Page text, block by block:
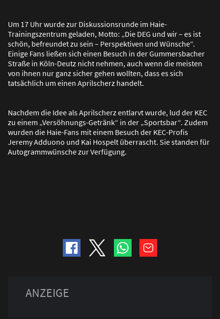
Um 17 Uhr wurde zur Diskussionsrunde im Haie-
Trainingszentrum geladen, Motto: „Die DEG und wir – es ist
schön, befreundet zu sein – Perspektiven und Wünsche“.
Einige Fans ließen sich einen Besuch in der Gummersbacher
Straße in Köln-Deutz nicht nehmen, auch wenn die meisten
von ihnen nur ganz sicher gehen wollten, dass es sich
tatsächlich um einen Aprilscherz handelt.
Nachdem die Idee als Aprilscherz entlarvt wurde, lud der KEC
zu einem „Versöhnungs-Getränk“ in der „Sportsbar“. Zudem
wurden die Haie-Fans mit einem Besuch der KEC-Profis
Jeremy Adduono und Kai Hospelt überrascht. Sie standen für
Autogrammwünsche zur Verfügung.